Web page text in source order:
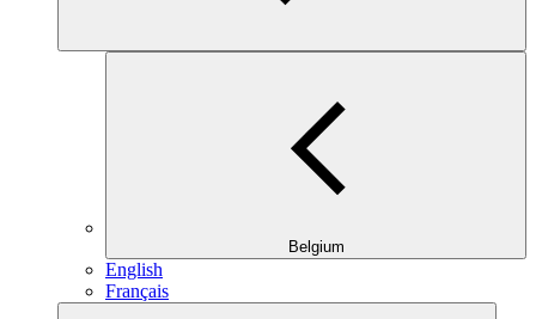
Belgium
English
Français